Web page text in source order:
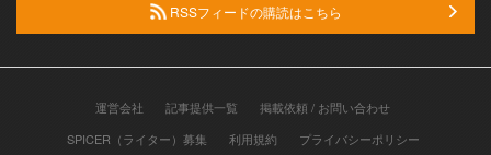
RSSフィードの購読はこちら
運営会社 記事提供一覧
掲載依頼 / お問い合わせ
SPICER（ライター）募集
利用規約 プライバシーポリシー